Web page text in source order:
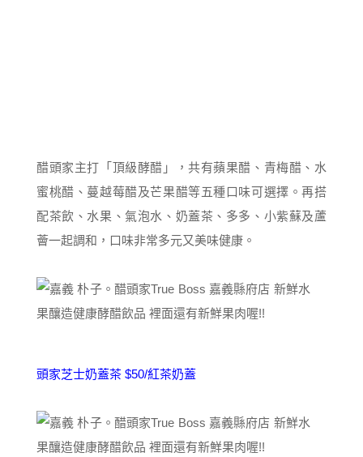
醋頭家主打「頂級酵醋」，共有蘋果醋、青梅醋、水
蜜桃醋、蔓越莓醋及芒果醋等五種口味可選擇。再搭
配茶飲、水果、氣泡水、奶蓋茶、多多、小紫蘇及蘆
薈一起調和，口味非常多元又美味健康。
頭家芝士奶蓋茶 $50/紅茶奶蓋